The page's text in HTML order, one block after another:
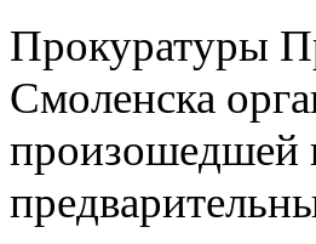
Прокуратуры
Смоленска
произошедшей